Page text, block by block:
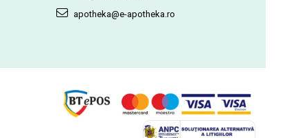
apotheka@e-apotheka.ro